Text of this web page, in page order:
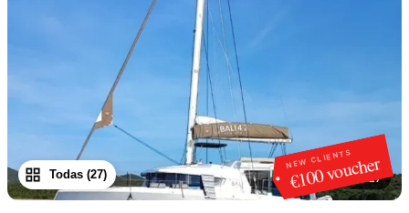
NEW CLIENTS
€100 voucher
1/27
Todas (27)